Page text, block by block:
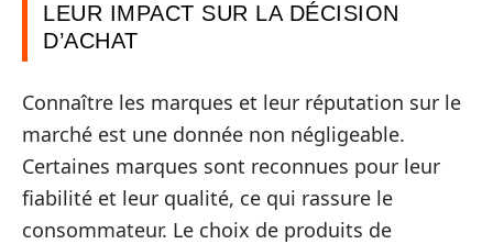
LEUR IMPACT SUR LA DÉCISION
D’ACHAT
Connaître les marques et leur réputation sur le
marché est une donnée non négligeable.
Certaines marques sont reconnues pour leur
fiabilité et leur qualité, ce qui rassure le
consommateur. Le choix de produits de